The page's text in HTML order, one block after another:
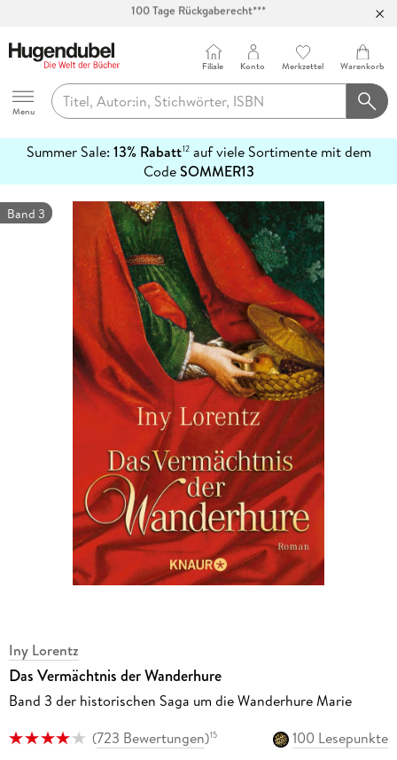
Abholung in über 100 Filialen
Hugendubel
Menu
Filiale Konto Merkzettel Warenkorb
Summer Sale: 13% Rabatt12auf viele Sortimente mit dem
CodeSOMMER13
erfahren
Band 3
Iny Lorentz
Das Vermächtnis der Wanderhure
Band 3 der historischen Saga um die Wanderhure Marie
(723 Bewertungen)15
100 Lesepunkte